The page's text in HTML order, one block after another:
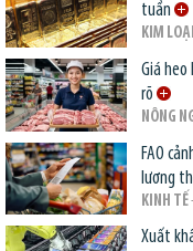
tuần
KIM LOẠI
Giá heo
rõ
NÔNG
FAO
lương
KINH TẾ
Xuất